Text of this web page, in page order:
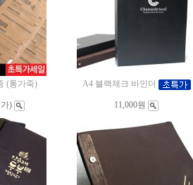
(통가죽)
)
A4 블랙체크 바인더
11,000원